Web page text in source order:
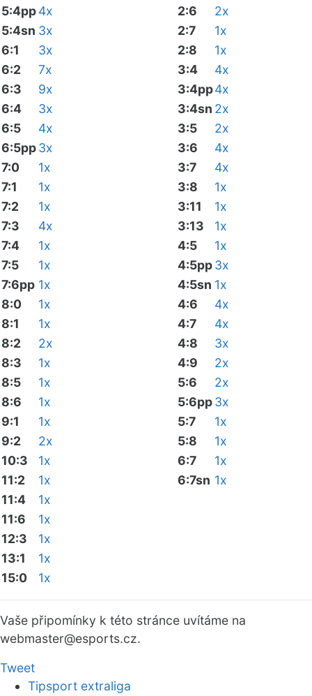
5:4pp4x
5:4sn 3x
6:1
3x
6:2
7x
6:3
9x
6:4
3x
6:5
4x
6:5pp3x
7:0
1x
7:1
1x
7:2
1x
7:3
4x
7:4
1x
7:5
1x
7:6pp 1x
8:0
1x
8:1
1x
8:2
2x
8:3
1x
8:5
1x
8:6
1x
9:1
1x
9:2
2x
10:3
1x
11:2
1x
11:4
1x
11:6
1x
12:3
1x
13:1
1x
15:0
1x
2:6
2x
2:7
1x
2:8
1x
3:4
4x
3:4pp4x
3:4sn 2x
3:5
2x
3:6
4x
3:7
4x
3:8
1x
3:11
1x
3:13
1x
4:5
1x
4:5pp3x
4:5sn 1x
4:6
4x
4:7
4x
4:8
3x
4:9
2x
5:6
2x
5:6pp3x
5:7
1x
5:8
1x
6:7
1x
6:7sn 1x
Vaše připomínky k této stránce uvítáme na
webmaster@esports.cz.
Tweet
Tipsport extraliga